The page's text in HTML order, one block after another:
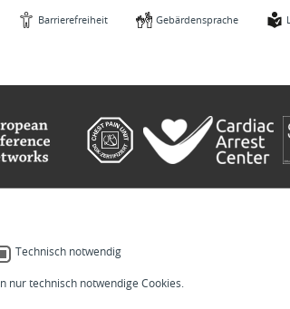
Barrierefreiheit Gebärdensprache
Gebärdensprache
Menschlich.
Technisch notwendig
nur technisch notwendige Cookies.